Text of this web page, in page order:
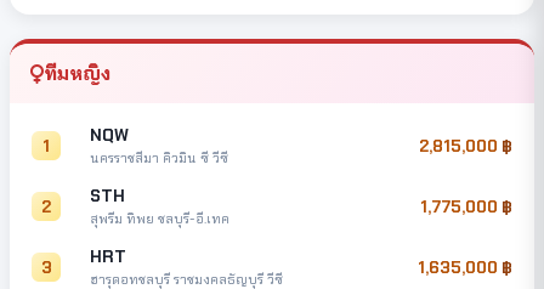
ทีมหญิง
1 NQW
นครราชสีมา คิวมิน ซี วีซี
2,815,000
2 STH
สุพรีม ทิพย ชลบุรี-อี.เทค
1,775,000
3 HRT
ฮารุดอทชลบุรี ราชมงคลธัญบุรี วีซี
1,635,000